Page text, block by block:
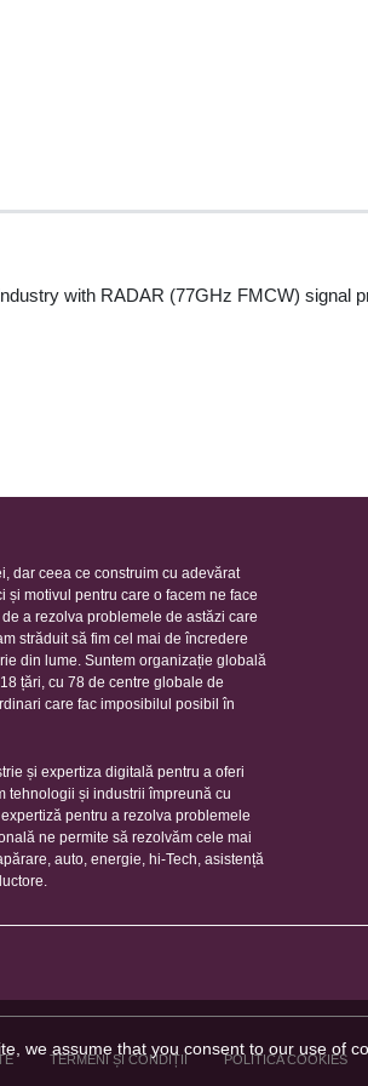
with RADAR (77GHz FMCW) signal
dar ceea ce construim cu adevărat
și motivul pentru care o facem ne face
a rezolva problemele de astăzi care
străduit să fim cel mai de încredere
din lume. Suntem organizație globală
țări, cu 78 de centre globale de
care fac imposibilul posibil în
și expertiza digitală pentru a oferi
tehnologii și industrii împreună cu
pentru a rezolva problemele
ne permite să rezolvăm cele mai
auto, energie, hi-Tech, asistență
TERMENI ȘI CONDIȚII POLITICA COOKIES
we assume that you consent to our use of